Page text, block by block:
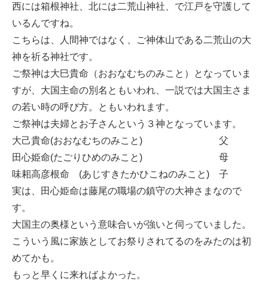
西には箱根神社、北には二荒山神社、で江戸を守護して
いるんですね。
こちらは、人間神ではなく、ご神体山である二荒山の大
神を祈る神社です。
ご祭神は大巳貴命（おおなむちのみこと）となっていま
すが、大国主命の別名ともいわれ、一説では大国主さま
の若い時の呼び方。ともいわれます。
ご祭神は夫婦とお子さんという３神となっています。
大己貴命(おおなむちのみこと) 父
田心姫命(たごりひめのみこと) 母
味耜高彦根命 (あじすきたかひこねのみこと) 子
実は、田心姫命は藤尾の職場の鎮守の大神さまなので
す。
大国主の奥様という意味合いが強いと伺っていました。
こういう風に家族としてお祭りされてるのをみたのは初
めてかも。
もっと早くに来ればよかった。